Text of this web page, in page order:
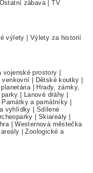
Ostatní zábava|TV
výlety
Výlety za historií
vojenské prostory
venkovní Dětské koutky
|
Hrady, zámky,
parky Lanové dráhy
Památky a památníky
vyhlídky
Sdílené
Skiareály
|Westernová městečka
|Zoologické a